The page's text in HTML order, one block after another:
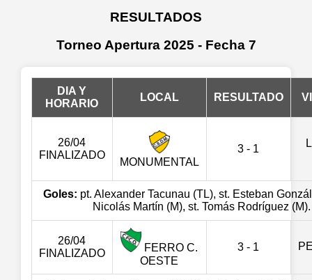
RESULTADOS
Torneo Apertura 2025 - Fecha 7
DIA Y
HORARIO
LOCAL RESULTADO
26/04
FINALIZADO
MONUMENTAL
3 - 1
Goles: pt. Alexander Tacunau (TL), st. Esteban
Nicolás Martín (M), st. Tomás Rodríguez (M).
26/04
FINALIZADO
FERRO C.
OESTE
3 - 1